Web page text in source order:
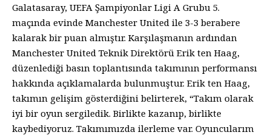
Galatasaray, UEFA Şampiyonlar Ligi A Grubu 5.
maçında evinde Manchester United ile 3-3 berabere
kalarak bir puan almıştır. Karşılaşmanın ardından
Manchester United Teknik Direktörü Erik ten Haag,
düzenlediği basın toplantısında takımının performansı
hakkında açıklamalarda bulunmuştur. Erik ten Haag,
takımın gelişim gösterdiğini belirterek, “Takım olarak
iyi bir oyun sergiledik. Birlikte kazanıp, birlikte
kaybediyoruz. Takımımızda ilerleme var. Oyuncularım